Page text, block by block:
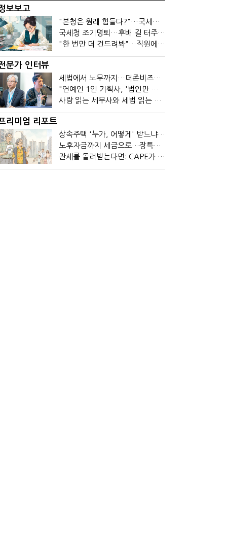
보보고
"본청은 원래 힘들다?"…국세청 직원들이 떠나는 이유
국세청 조기명퇴…후배 길 터주기? 선배 밀어내기?
"한 번만 더 건드려봐"…직원에 폭발한 관세청장, 왜?
문가 인터뷰
세법에서 노무까지…더존비즈온 AI 목표는 '전문가의 시간'
"연예인 1인 기획사, '법인만 세우면 절세' 시대 끝났다"
사람 읽는 세무사와 세법 읽는 회계사가 만나면?
리미엄 리포트
상속주택 '누가, 어떻게' 받느냐에 따라 세금이 달라진다
노후자금까지 세금으로…장특공제 폐지가 부를 조세의 역설
관세를 돌려받는다면: CAPE가 바꾼 기업의 현금흐름